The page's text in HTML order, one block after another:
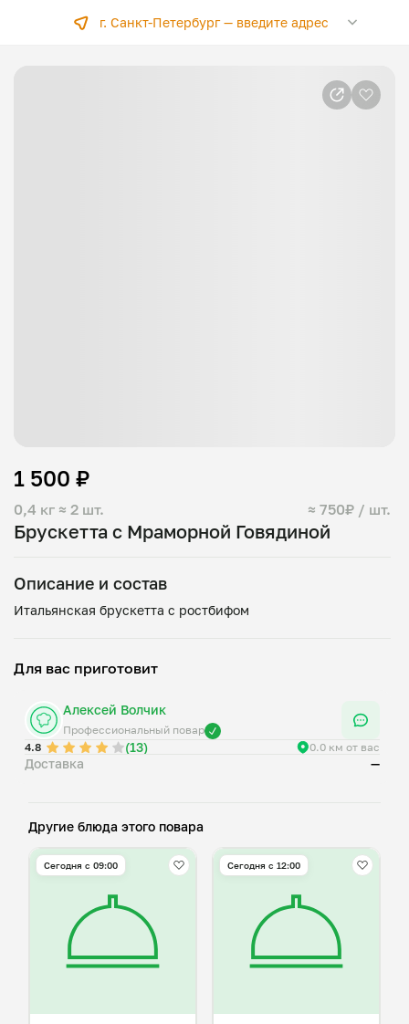
г. Санкт-Петербург —введите адрес
Брускетта с Мраморной Говядиной
0,4 кг ≈ 2 шт. ≈ 750₽ / шт.
1 500 ₽
Описание и состав
Для вас приготовит
Алексей Волчик
Профессиональный повар
4.8
(13) 0.0 км от вас
Доставка —
Другие блюда этого повара
Сегодня с 09:00 Сегодня с 12:00